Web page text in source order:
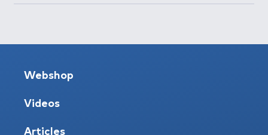
Webshop
Videos
Articles